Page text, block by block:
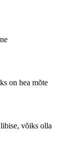
on hea mõte
võiks olla